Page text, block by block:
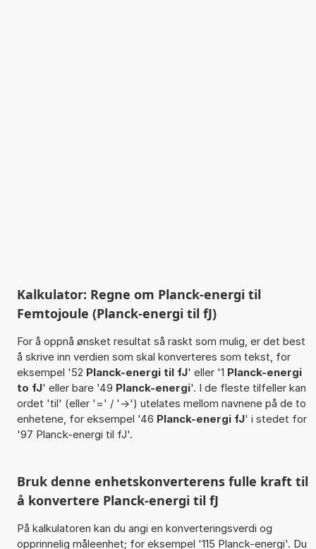
Kalkulator: Regne om Planck-energi til
Femtojoule (Planck-energi til fJ)
For å oppnå ønsket resultat så raskt som mulig, er det best
å skrive inn verdien som skal konverteres som tekst, for
eksempel '52 Planck-energi til fJ' eller '1 Planck-energi
to fJ' eller bare '49 Planck-energi'. I de fleste tilfeller kan
ordet 'til' (eller '=' / '->') utelates mellom navnene på de to
enhetene, for eksempel '46 Planck-energi fJ' i stedet for
'97 Planck-energi til fJ'.
Bruk denne enhetskonverterens fulle kraft til
å konvertere Planck-energi til fJ
På kalkulatoren kan du angi en konverteringsverdi og
opprinnelig måleenhet; for eksempel '115 Planck-energi'. Du